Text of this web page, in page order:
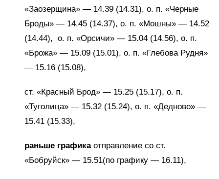
«Заозерщина» — 14.39 (14.31), о. п. «Черные
Броды» — 14.45 (14.37), о. п. «Мошны» — 14.52
(14.44), о. п. «Орсичи» — 15.04 (14.56), о. п.
«Брожа» — 15.09 (15.01), о. п. «Глебова Рудня»
— 15.16 (15.08),
ст. «Красный Брод» — 15.25 (15.17), о. п.
«Туголица» — 15.32 (15.24), о. п. «Дедново» —
15.41 (15.33),
раньше графикаотправление со ст.
«Бобруйск» — 15.51(по графику — 16.11),